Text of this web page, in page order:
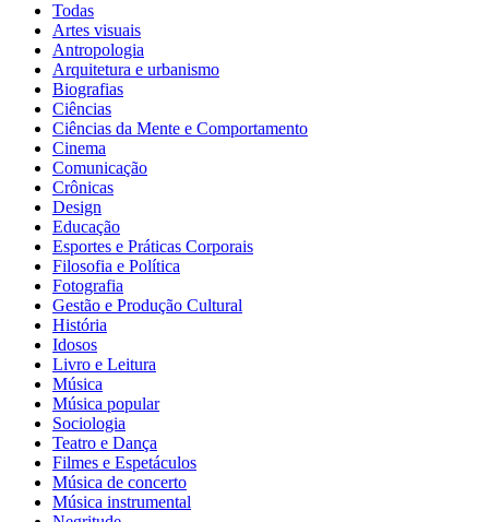
Todas
Artes visuais
Antropologia
Arquitetura e urbanismo
Biografias
Ciências
Ciências da Mente e Comportamento
Cinema
Comunicação
Crônicas
Design
Educação
Esportes e Práticas Corporais
Filosofia e Política
Fotografia
Gestão e Produção Cultural
História
Idosos
Livro e Leitura
Música
Música popular
Sociologia
Teatro e Dança
Filmes e Espetáculos
Música de concerto
Música instrumental